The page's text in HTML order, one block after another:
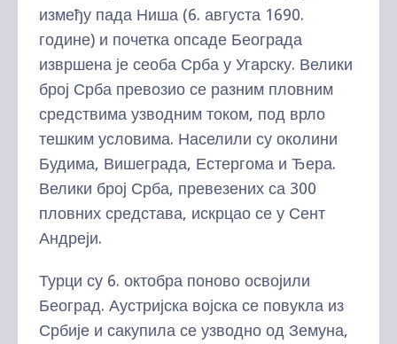
између пада Ниша (6. августа 1690.
године) и почетка опсаде Београда
извршена је сеоба Срба у Угарску. Велики
број Срба превозио се разним пловним
средствима узводним током, под врло
тешким условима. Населили су околини
Будима, Вишеграда, Естергома и Ђера.
Велики број Срба, превезених са 300
пловних средстава, искрцао се у Сент
Андреји.
Турци су 6. октобра поново освојили
Београд. Аустријска војска се повукла из
Србије и сакупила се узводно од Земуна,